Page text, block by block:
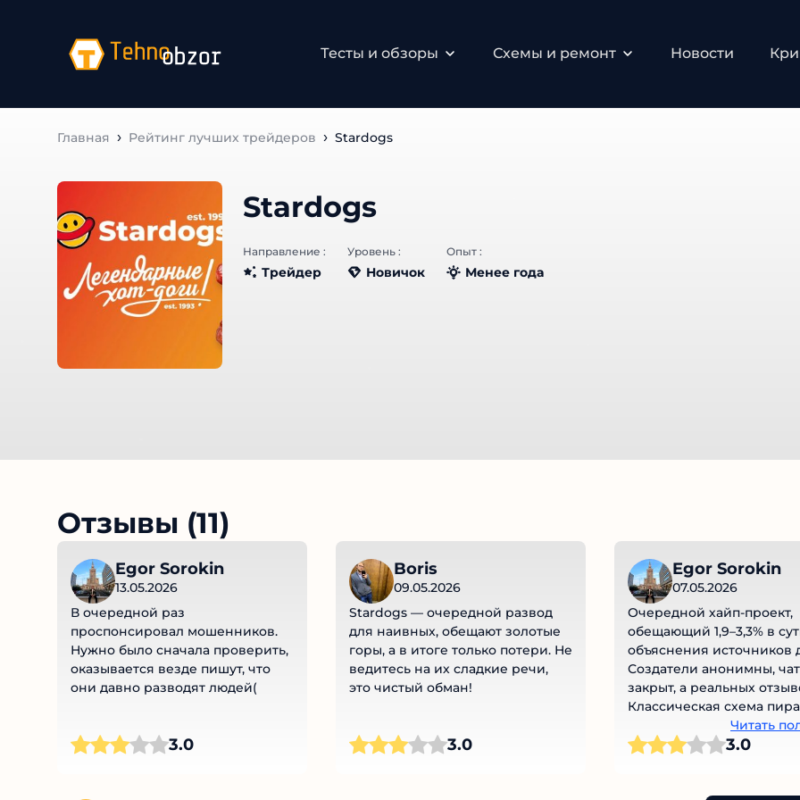
Тесты и обзоры Схемы и ремонт Новости
Главная Рейтинг лучших трейдеров Stardogs
Stardogs
Направление :
Трейдер
Уровень :
Новичок
Опыт :
Менее года
Отзывы (11)
Egor Sorokin
13.05.2026
В очередной раз
проспонсировал мошенников.
Нужно было сначала проверить,
оказывается везде пишут, что
они давно разводят людей(
3.0
Boris
09.05.2026
Stardogs — очередной развод
для наивных, обещают золотые
горы, а в итоге только потери. Не
ведитесь на их сладкие речи,
это чистый обман!
3.0
Egor Sorokin
07.05.2026
Очередной хайп-проект,
обещающий 1,9–3,3% в
объяснения источников
Создатели анонимны, чат
закрыт, а реальных
Классическая схема
первые получают
идут новые вложения,
Читать
3.0